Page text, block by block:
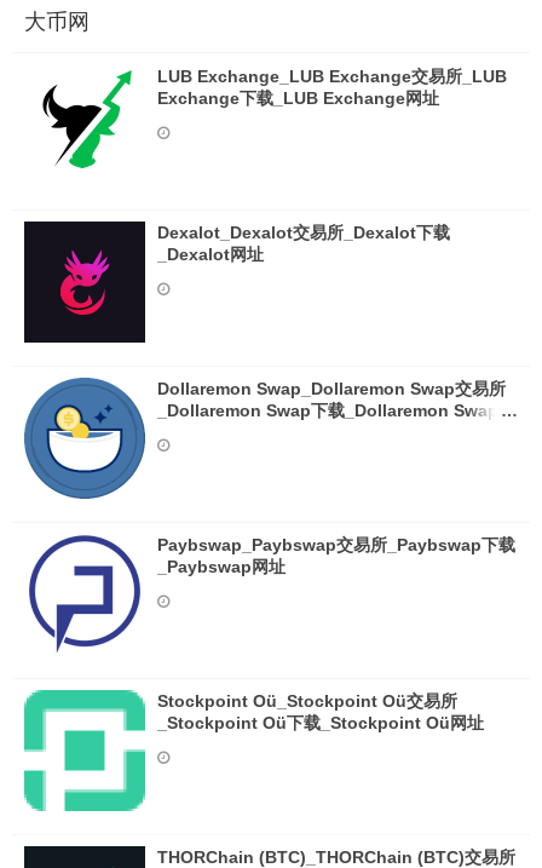
大币网
LUB Exchange_LUB Exchange交易所_LUB
Exchange下载_LUB Exchange网址
Dexalot_Dexalot交易所_Dexalot下载
_Dexalot网址
Dollaremon Swap_Dollaremon Swap交易所
_Dollaremon Swap下载_Dollaremon Swap网
Paybswap_Paybswap交易所_Paybswap下载
_Paybswap网址
Stockpoint Oü_Stockpoint Oü交易所
_Stockpoint Oü下载_Stockpoint Oü网址
THORChain (BTC)_THORChain (BTC)交易所